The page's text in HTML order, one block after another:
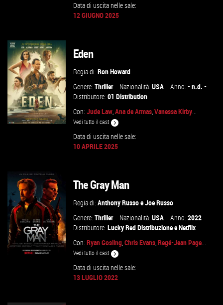
VAI ALLA SCHEDA
Data di uscita nelle sale:
12 GIUGNO 2025
VAI ALLA SCHEDA
Eden
Regia di:Ron Howard
Genere:Thriller Nazionalità:USA Anno:- n.d. -
Distributore:01 Distribution
Con:Jude Law,Ana de Armas,Vanessa Kirby...
Vedi tutto il cast
Data di uscita nelle sale:
10 APRILE 2025
The Gray Man
Regia di:Anthony RussoeJoe Russo
Genere:Thriller Nazionalità:USA Anno:2022
Distributore:Lucky Red DistribuzioneeNetflix
Con:Ryan Gosling,Chris Evans,Regé-Jean Page...
Vedi tutto il cast
Data di uscita nelle sale:
13 LUGLIO 2022